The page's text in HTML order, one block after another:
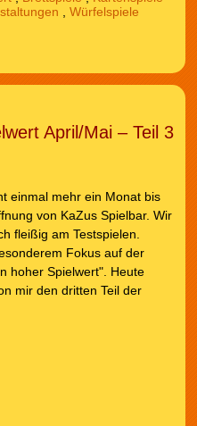
, Würfelspiele
April/Mai – Teil 3
einmal mehr ein Monat bis
von KaZus Spielbar. Wir
fleißig am Testspielen.
Fokus auf der
hoher Spielwert". Heute
mir den dritten Teil der